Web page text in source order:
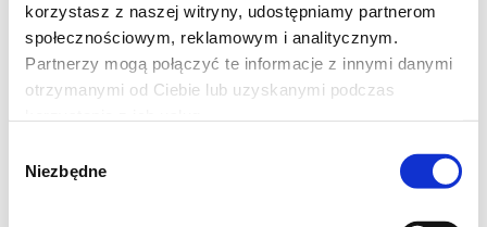
korzystasz z naszej witryny, udostępniamy partnerom
społecznościowym, reklamowym i analitycznym.
Partnerzy mogą połączyć te informacje z innymi danymi
otrzymanymi od Ciebie lub uzyskanymi podczas
zgody
Niezbędne